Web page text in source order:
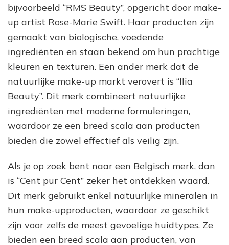
bijvoorbeeld “RMS Beauty”, opgericht door make-
up artist Rose-Marie Swift. Haar producten zijn
gemaakt van biologische, voedende
ingrediënten en staan bekend om hun prachtige
kleuren en texturen. Een ander merk dat de
natuurlijke make-up markt verovert is “Ilia
Beauty”. Dit merk combineert natuurlijke
ingrediënten met moderne formuleringen,
waardoor ze een breed scala aan producten
bieden die zowel effectief als veilig zijn.
Als je op zoek bent naar een Belgisch merk, dan
is “Cent pur Cent” zeker het ontdekken waard.
Dit merk gebruikt enkel natuurlijke mineralen in
hun make-upproducten, waardoor ze geschikt
zijn voor zelfs de meest gevoelige huidtypes. Ze
bieden een breed scala aan producten, van